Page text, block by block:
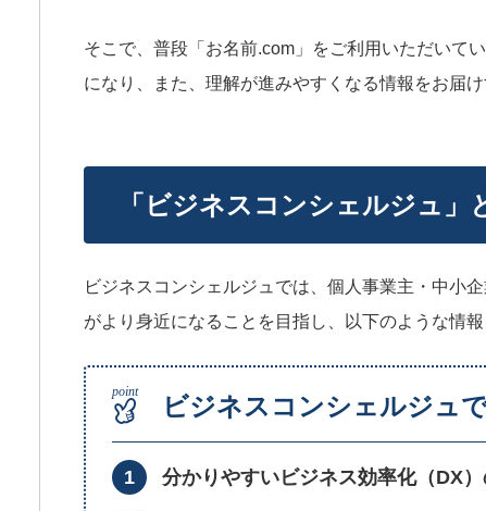
そこで、普段「お名前.com」をご利用いただいて
になり、また、理解が進みやすくなる情報をお届
「ビジネスコンシェルジュ」
ビジネスコンシェルジュでは、個人事業主・中小
がより身近になることを目指し、以下のような情
ビジネスコンシェルジュ
分かりやすいビジネス効率化（DX